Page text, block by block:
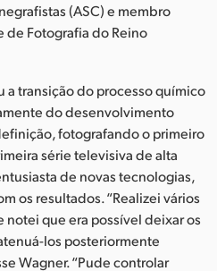
(ASC) e membro
de Fotografia do Reino
transição do processo químico
do desenvolvimento
fotografando o primeiro
série televisiva de alta
de novas tecnologias,
os resultados. “Realizei vários
notei que era possível deixar os
los posteriormente
Wagner. “Pude controlar